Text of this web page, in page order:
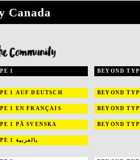
Canada
1 BEYOND
1 AUF DEUTSCH BEYOND
1 EN FRANÇAIS BEYOND
1 PÅ SVENSKA BEYOND
1 بالعربية